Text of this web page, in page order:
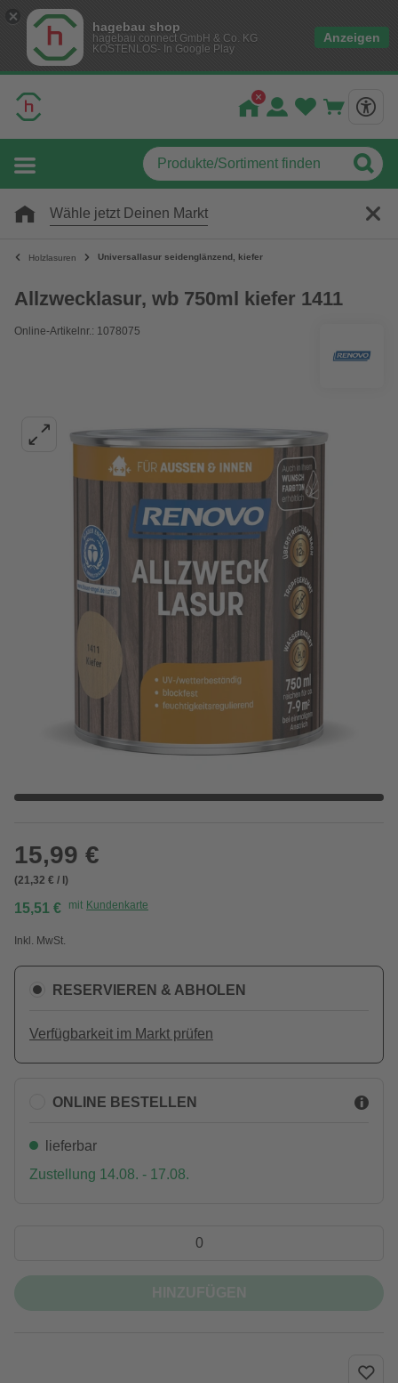
hagebau shop
hagebau connect GmbH & Co. KG
KOSTENLOS- In Google Play
Anzeigen
Wähle jetzt Deinen Markt
Holzlasuren Universallasur seidenglänzend, kiefer
Allzwecklasur, wb 750ml kiefer 1411
Online-Artikelnr.: 1078075
15,99 €
(21,32 € / l)
15,51 € mit Kundenkarte
Inkl. MwSt.
RESERVIEREN & ABHOLEN
Verfügbarkeit im Markt prüfen
ONLINE BESTELLEN
lieferbar
Zustellung 14.08. - 17.08.